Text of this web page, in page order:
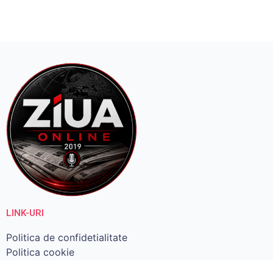
LINK-URI
Politica de confidetialitate
Politica cookie